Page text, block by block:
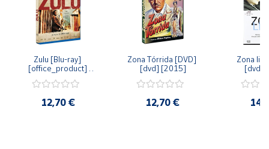
Zulu [Blu-ray]
[office_product]
12,70 €
Zona Tórrida [DVD]
[dvd] [2015]
12,70 €
Zona
[dvd]